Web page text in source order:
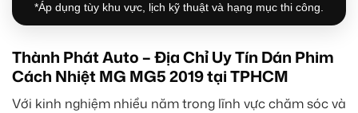
*Áp dụng tùy khu vực, lịch kỹ thuật và hạng mục thi công.
Thành Phát Auto – Địa Chỉ Uy Tín Dán Phim
Cách Nhiệt MG MG5 2019 tại TPHCM
Với kinh nghiệm nhiều năm trong lĩnh vực chăm sóc và